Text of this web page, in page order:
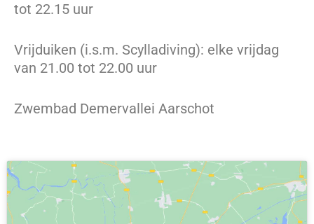
tot 22.15 uur
Vrijduiken (i.s.m. Scylladiving): elke vrijdag
van 21.00 tot 22.00 uur
Zwembad Demervallei Aarschot